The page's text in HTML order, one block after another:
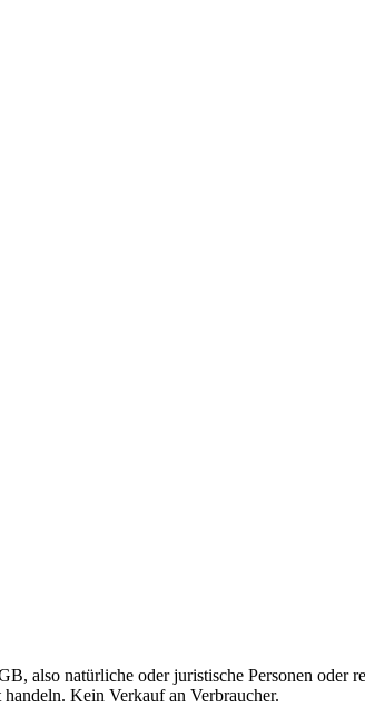
also natürliche oder juristische Personen oder
Kein Verkauf an Verbraucher.